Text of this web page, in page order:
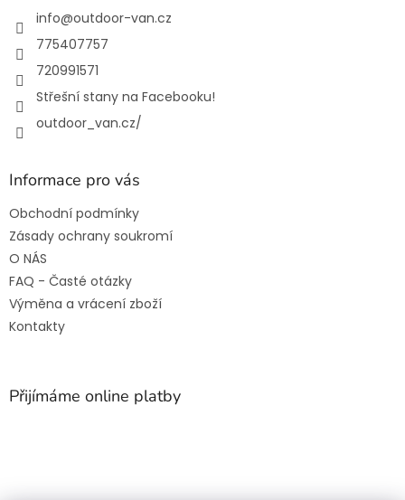
info@outdoor-van.cz
775407757
720991571
Střešní stany na Facebooku!
outdoor_van.cz/
Informace pro vás
Obchodní podmínky
Zásady ochrany soukromí
O NÁS
FAQ - Časté otázky
Výměna a vrácení zboží
Kontakty
Přijímáme online platby